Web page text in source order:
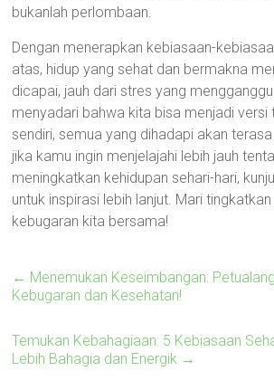
bukanlah perlombaan.
Dengan menerapkan kebiasaan-
atas, hidup yang sehat dan bermakna
dicapai, jauh dari stres yang
menyadari bahwa kita bisa menjadi versi
sendiri, semua yang dihadapi akan
jika kamu ingin menjelajahi lebih jauh
meningkatkan kehidupan sehari-hari,
untuk inspirasi lebih lanjut. Mari
kebugaran kita bersama!
← Menemukan Keseimbangan:
Kebugaran dan Kesehatan!
Temukan Kebahagiaan: 5 Kebiasaan
Lebih Bahagia dan Energik →